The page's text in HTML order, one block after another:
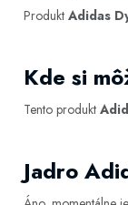
Produkt Adidas
Kde si
Tento produkt
Jadro